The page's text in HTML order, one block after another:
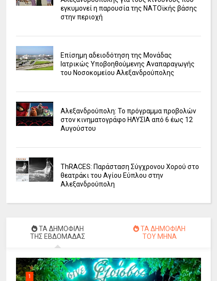
εγκυμονεί η παρουσία της ΝΑΤΟϊκής βάσης
στην περιοχή
Επίσημη αδειοδότηση της Μονάδας
Ιατρικώς Υποβοηθούμενης Αναπαραγωγής
του Νοσοκομείου Αλεξανδρούπολης
Αλεξανδρούπολη: Το πρόγραμμα προβολών
στον κινηματογράφο ΗΛΥΣΙΑ από 6 έως 12
Αυγούστου
ΤhRACES: Παράσταση Σύγχρονου Χορού στο
θεατράκι του Αγίου Εύπλου στην
Αλεξανδρούπολη
ΤΑ ΔΗΜΟΦΙΛΗ
ΤΗΣ ΕΒΔΟΜΑΔΑΣ
ΤΑ ΔΗΜΟΦΙΛΗ
ΤΟΥ ΜΗΝΑ
1